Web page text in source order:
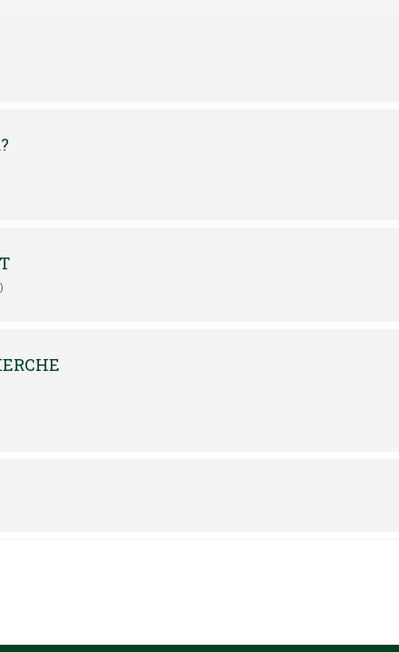
aucun renseignements personnels n’est requis pour votre
de 50$ seront effectués parmi tous les participants.